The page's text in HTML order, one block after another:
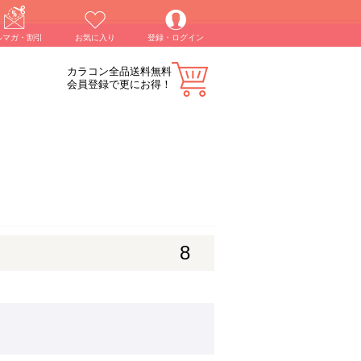
マガ・割引 お気に入り 登録・ログイン
カラコン全品送料無料
会員登録で更にお得！
8